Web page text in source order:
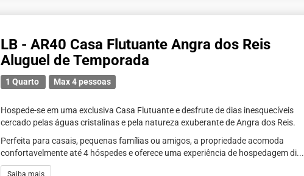
LB - AR40 Casa Flutuante Angra dos Reis
Aluguel de Temporada
1 Quarto Max 4 pessoas
Hospede-se em uma exclusiva Casa Flutuante e desfrute de dias inesquecíveis
cercado pelas águas cristalinas e pela natureza exuberante de Angra dos Reis.
Perfeita para casais, pequenas famílias ou amigos, a propriedade acomoda
confortavelmente até 4 hóspedes e oferece uma experiência de hospedagem di...